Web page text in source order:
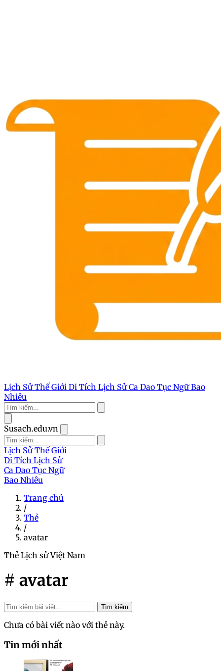
Lịch Sử Thế Giới Di Tích Lịch SửCa Dao Tục NgữBao
Nhiêu
Susach.edu.vn
Lịch Sử Thế Giới
Di Tích Lịch Sử
Ca Dao Tục Ngữ
Bao Nhiêu
Trang chủ
/
Thẻ
/
avatar
Thẻ Lịch sử Việt Nam
# avatar
Tìm kiếm
Chưa có bài viết nào với thẻ này.
Tin mới nhất